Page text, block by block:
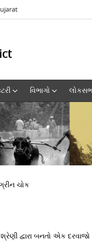
વિભાગો
ચોક
દ્વારા બનતો એક